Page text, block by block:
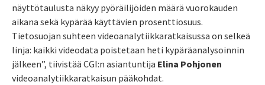
näyttötaulusta näkyy pyöräilijöiden määrä vuorokauden
aikana sekä kypärää käyttävien prosenttiosuus.
Tietosuojan suhteen videoanalytiikkaratkaisussa on selkeä
linja: kaikki videodata poistetaan heti kypäräanalysoinnin
jälkeen”, tiivistää CGI:n asiantuntija Elina Pohjonen
videoanalytiikkaratkaisun pääkohdat.